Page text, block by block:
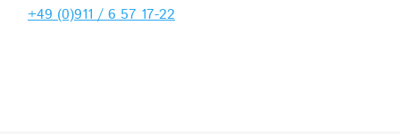
+49 (0)911 / 6 57 17-22